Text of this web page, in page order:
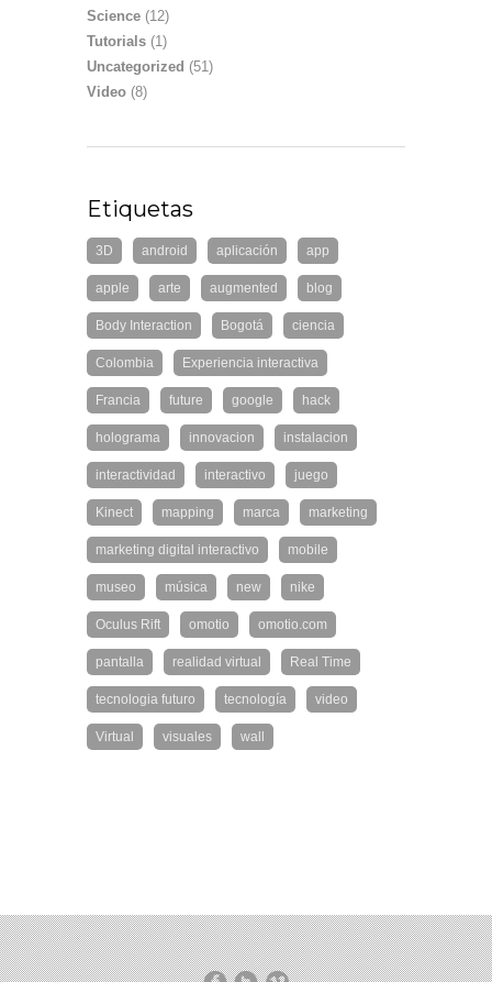
Science (12)
Tutorials (1)
Uncategorized (51)
Video (8)
Etiquetas
3D android aplicación app
apple arte augmented blog
Body Interaction Bogotá ciencia
Colombia Experiencia interactiva
Francia future google hack
holograma innovacion instalacion
interactividad interactivo juego
Kinect mapping marca marketing
marketing digital interactivo mobile
museo música new nike
Oculus Rift omotio omotio.com
pantalla realidad virtual Real Time
tecnologia futuro tecnología video
Virtual visuales wall